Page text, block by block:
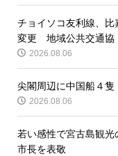
チョイソコ友利線、
変更 地域公共交通協
2026.08.06
尖閣周辺に中国船４
2026.08.06
若い感性で宮古島観
市長を表敬